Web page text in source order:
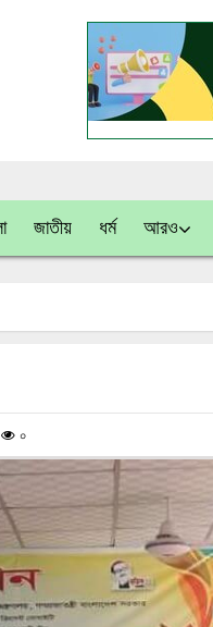
জাতীয় ধর্ম আরও
০